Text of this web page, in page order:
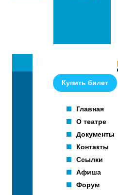
Купить билет
Главная
О театре
Документы
Контакты
Ссылки
Афиша
Форум